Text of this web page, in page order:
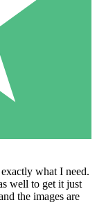
what I need.
well to get it just
the images are